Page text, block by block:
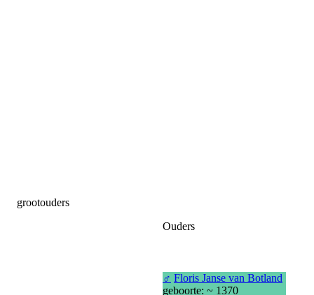
grootouders
Ouders
♂ Floris Janse van Botland
geboorte: ~ 1370